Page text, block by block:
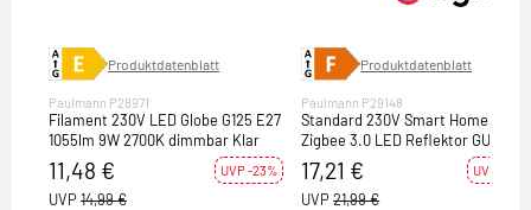
Produktdatenblatt
Paulmann P28971
Filament 230V LED Globe G125 E27
1055lm 9W 2700K dimmbar Klar
11,48 € UVP -23%
UVP 14,99 €
Produktdatenblatt
Paulmann P29148
Standard 230V Smart Home
Zigbee 3.0 LED Reflektor GU10
350lm 4,8W RGBW+ dimmbar
Schwarz matt
17,21 € UVP -22%
UVP 21,99 €